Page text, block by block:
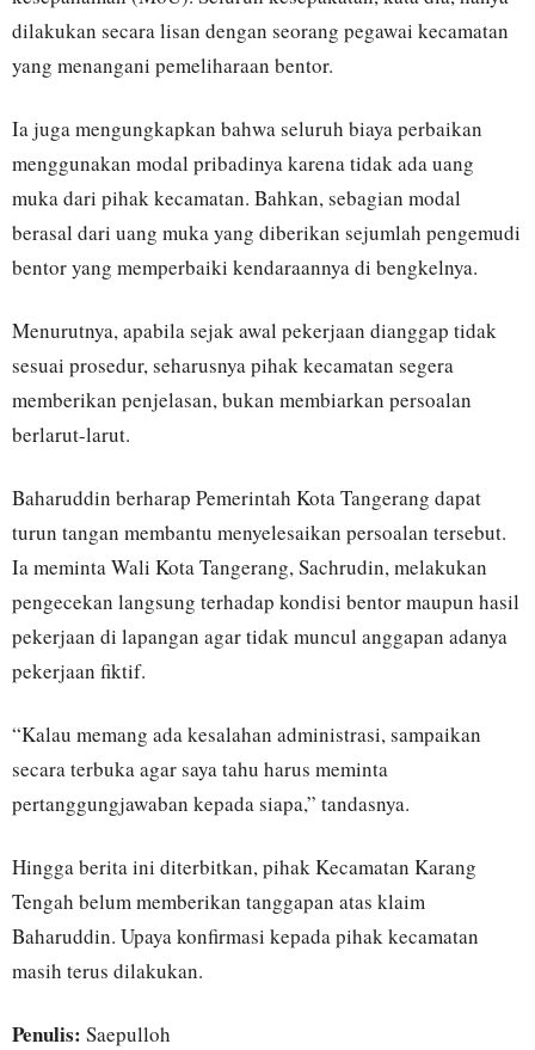
dilakukan secara lisan dengan seorang pegawai kecamatan
yang menangani pemeliharaan bentor.
Ia juga mengungkapkan bahwa seluruh biaya perbaikan
menggunakan modal pribadinya karena tidak ada uang
muka dari pihak kecamatan. Bahkan, sebagian modal
berasal dari uang muka yang diberikan sejumlah pengemudi
bentor yang memperbaiki kendaraannya di bengkelnya.
Menurutnya, apabila sejak awal pekerjaan dianggap tidak
sesuai prosedur, seharusnya pihak kecamatan segera
memberikan penjelasan, bukan membiarkan persoalan
berlarut-larut.
Baharuddin berharap Pemerintah Kota Tangerang dapat
turun tangan membantu menyelesaikan persoalan tersebut.
Ia meminta Wali Kota Tangerang, Sachrudin, melakukan
pengecekan langsung terhadap kondisi bentor maupun hasil
pekerjaan di lapangan agar tidak muncul anggapan adanya
pekerjaan fiktif.
“Kalau memang ada kesalahan administrasi, sampaikan
secara terbuka agar saya tahu harus meminta
pertanggungjawaban kepada siapa,” tandasnya.
Hingga berita ini diterbitkan, pihak Kecamatan Karang
Tengah belum memberikan tanggapan atas klaim
Baharuddin. Upaya konfirmasi kepada pihak kecamatan
masih terus dilakukan.
Penulis: Saepulloh